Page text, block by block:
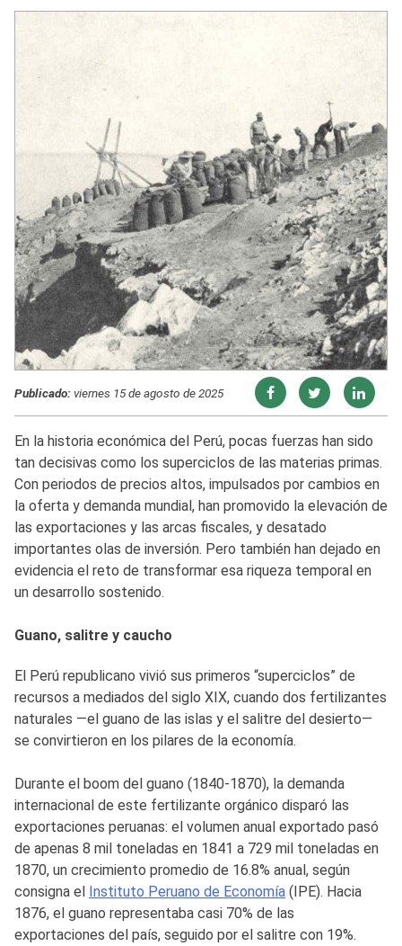
Publicado:viernes 15 de agosto de 2025
En la historia económica del Perú, pocas fuerzas han sido
tan decisivas como los superciclos de las materias primas.
Con periodos de precios altos, impulsados por cambios en
la oferta y demanda mundial, han promovido la elevación de
las exportaciones y las arcas fiscales, y desatado
importantes olas de inversión. Pero también han dejado en
evidencia el reto de transformar esa riqueza temporal en
un desarrollo sostenido.
Guano, salitre y caucho
El Perú republicano vivió sus primeros “superciclos” de
recursos a mediados del siglo XIX, cuando dos fertilizantes
naturales —el guano de las islas y el salitre del desierto—
se convirtieron en los pilares de la economía.
Durante el boom del guano (1840-1870), la demanda
internacional de este fertilizante orgánico disparó las
exportaciones peruanas: el volumen anual exportado pasó
de apenas 8 mil toneladas en 1841 a 729 mil toneladas en
1870, un crecimiento promedio de 16.8% anual, según
consigna el Instituto Peruano de Economía (IPE). Hacia
1876, el guano representaba casi 70% de las
exportaciones del país, seguido por el salitre con 19%.